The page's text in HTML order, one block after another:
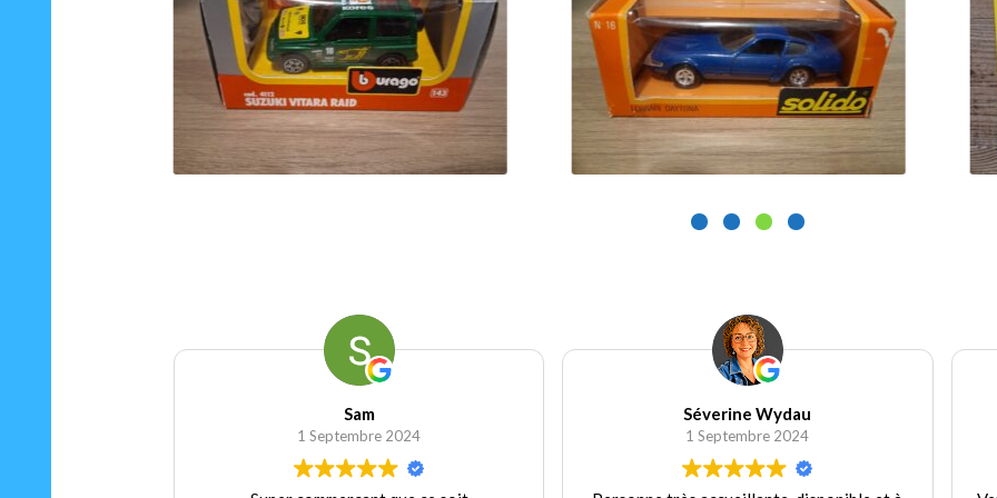
15.00€
Ajouter au panier
25.00 €
Ajouter au panier
Sam
1 Septembre 2024
Séverine Wydau
1 Septembre 2024